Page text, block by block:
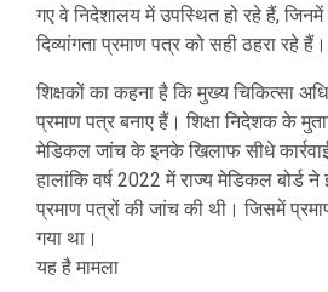
गए वे निदेशालय में उपस्थित हो रहे हैं,
दिव्यांगता प्रमाण पत्र को सही ठहरा रहे हैं।
शिक्षकों का कहना है कि मुख्य चिकित्सा
प्रमाण पत्र बनाए हैं। शिक्षा निदेशक के
मेडिकल जांच के इनके खिलाफ सीधे
हालांकि वर्ष 2022 में राज्य मेडिकल बोर्ड
प्रमाण पत्रों की जांच की थी। जिसमें
गया था।
यह है मामला